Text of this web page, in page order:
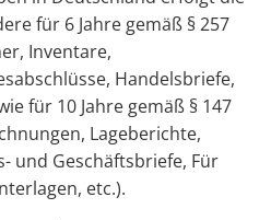
für 6 Jahre gemäß § 257
Inventare,
Handelsbriefe,
für 10 Jahre gemäß § 147
Lageberichte,
und Geschäftsbriefe, Für
etc.).